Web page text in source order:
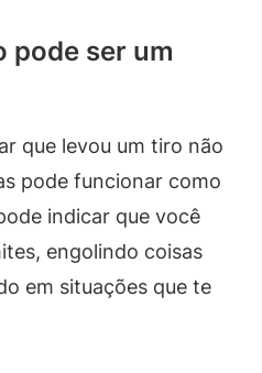
pode ser um
que levou um tiro não
pode funcionar como
indicar que você
engolindo coisas
em situações que te